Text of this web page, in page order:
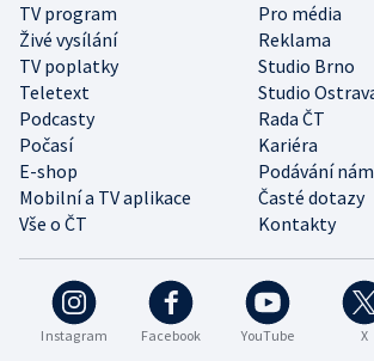
Instagram Facebook YouTube X
TV program
Pro média
Živé vysílání
Reklama
TV poplatky
Studio Brno
Teletext
Studio
Podcasty
Rada ČT
Počasí
Kariéra
E-shop
Podávání
Mobilní a TV aplikace
Časté dotazy
Vše o ČT
Kontakty